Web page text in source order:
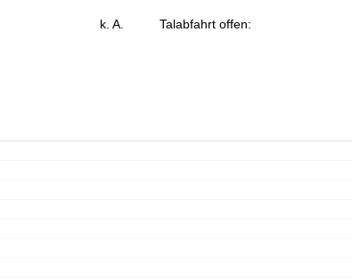
k. A. Talabfahrt offen: